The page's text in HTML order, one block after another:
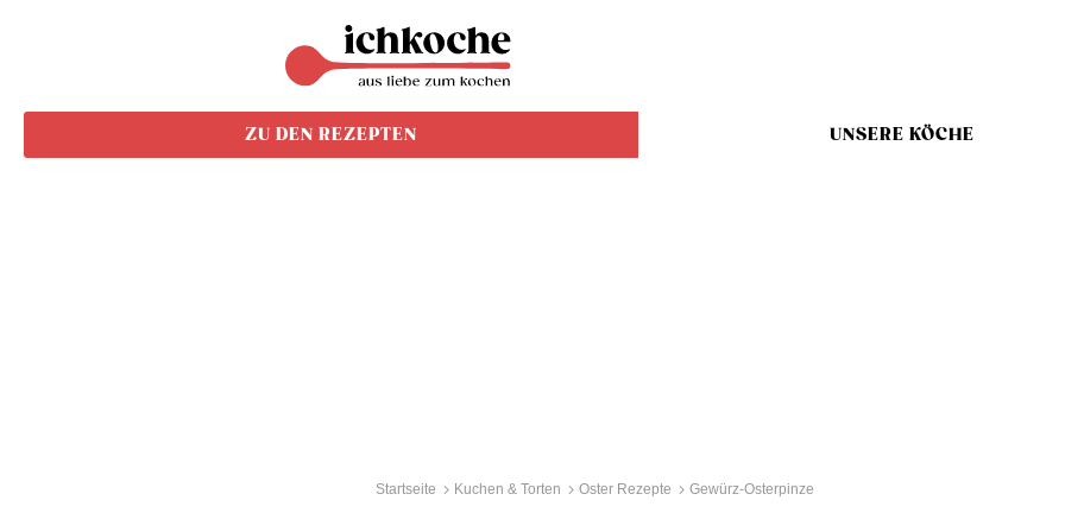
ZU DEN REZEPTEN UNSERE KÖCHE
Startseite Kuchen & Torten Oster Rezepte Gewürz-Osterpinze